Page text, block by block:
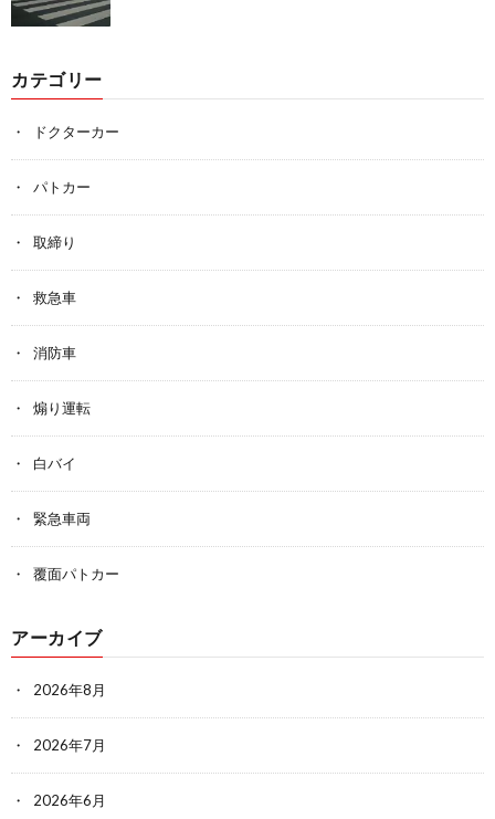
カテゴリー
ドクターカー
パトカー
取締り
救急車
消防車
煽り運転
白バイ
緊急車両
覆面パトカー
アーカイブ
2026年8月
2026年7月
2026年6月